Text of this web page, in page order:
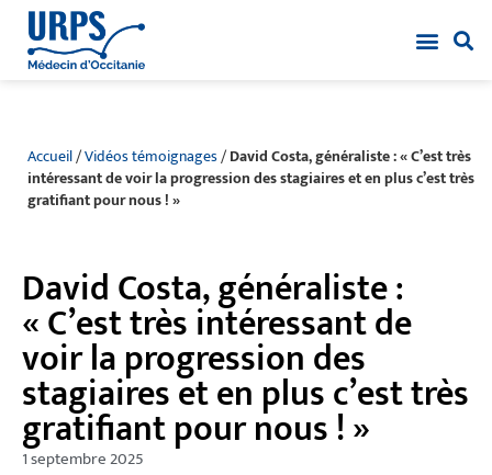
Accueil/Vidéos témoignages/David Costa, généraliste : « C’est très
intéressant de voir la progression des stagiaires et en plus c’est très
gratifiant pour nous ! »
David Costa, généraliste :
« C’est très intéressant de
voir la progression des
stagiaires et en plus c’est très
gratifiant pour nous ! »
1 septembre 2025